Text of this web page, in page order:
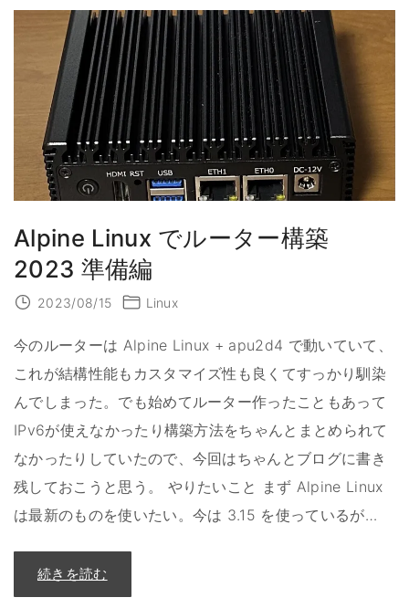
u
x
で
ル
ー
タ
ー
構
築
2
0
2
3
ネ
ッ
ト
ー
ク
"
Alpine Linux でルーター構築
2023 準備編
2023/08/15 Linux
今のルーターは Alpine Linux + apu2d4 で動いていて、
これが結構性能もカスタマイズ性も良くてすっかり馴染
んでしまった。でも始めてルーター作ったこともあって
IPv6が使えなかったり構築方法をちゃんとまとめられて
なかったりしていたので、今回はちゃんとブログに書き
残しておこうと思う。 やりたいこと まず Alpine Linux
は最新のものを使いたい。今は 3.15 を使っているが…
続きを読む
A
l